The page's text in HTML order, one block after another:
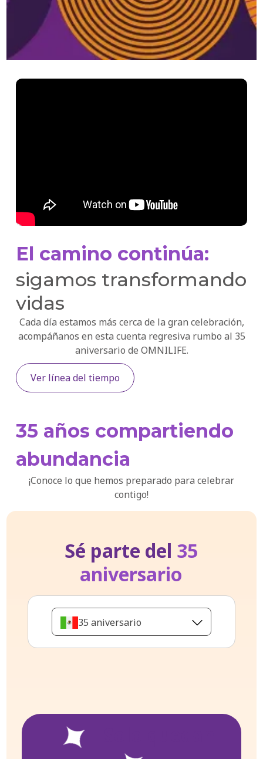
El camino continúa:
sigamos transformando
vidas
Cada día estamos más cerca de la gran celebración,
acompáñanos en esta cuenta regresiva rumbo al 35
aniversario de OMNILIFE.
Ver línea del tiempo
35 años compartiendo
abundancia
¡Conoce lo que hemos preparado para celebrar
contigo!
Sé parte del 35
aniversario
35 aniversario